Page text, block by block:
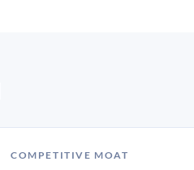
COMPETITIVE MOAT